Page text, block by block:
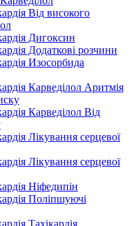
Від високого
Дигоксин
Додаткові розчини
Изосорбида
Карведілол Аритмія
Карведілол Від
Лікування серцевої
Лікування серцевої
Ніфедипін
Поліпшуючі
Тахікардія